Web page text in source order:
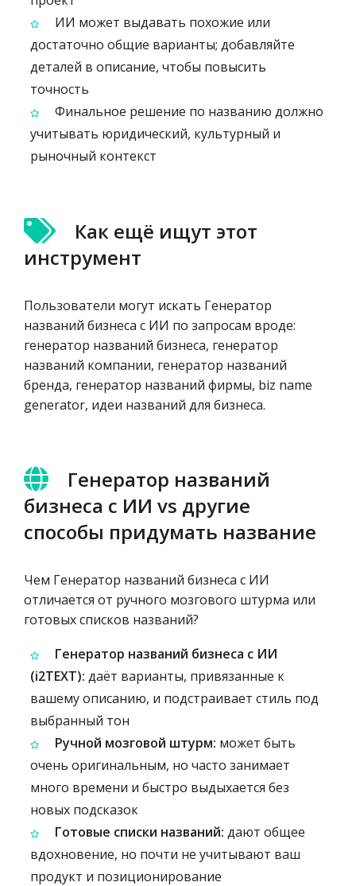
ИИ может выдавать похожие или
достаточно общие варианты; добавляйте
деталей в описание, чтобы повысить
точность
Финальное решение по названию должно
учитывать юридический, культурный и
рыночный контекст
Как ещё ищут этот
инструмент
Пользователи могут искать Генератор
названий бизнеса с ИИ по запросам вроде:
генератор названий бизнеса, генератор
названий компании, генератор названий
бренда, генератор названий фирмы, biz name
generator, идеи названий для бизнеса.
Генератор названий
бизнеса с ИИ vs другие
способы придумать название
Чем Генератор названий бизнеса с ИИ
отличается от ручного мозгового штурма или
готовых списков названий?
Генератор названий бизнеса с ИИ
(i2TEXT): даёт варианты, привязанные к
вашему описанию, и подстраивает стиль под
выбранный тон
Ручной мозговой штурм: может быть
очень оригинальным, но часто занимает
много времени и быстро выдыхается без
новых подсказок
Готовые списки названий: дают общее
вдохновение, но почти не учитывают ваш
продукт и позиционирование